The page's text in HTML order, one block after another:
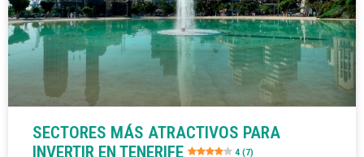
SECTORES MÁS ATRACTIVOS PARA
INVERTIR EN TENERIFE
4 (7)